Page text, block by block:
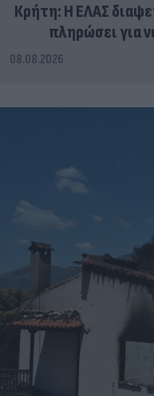
Κρήτη: Η ΕΛΑΣ
πληρώσει για
08.08.2026